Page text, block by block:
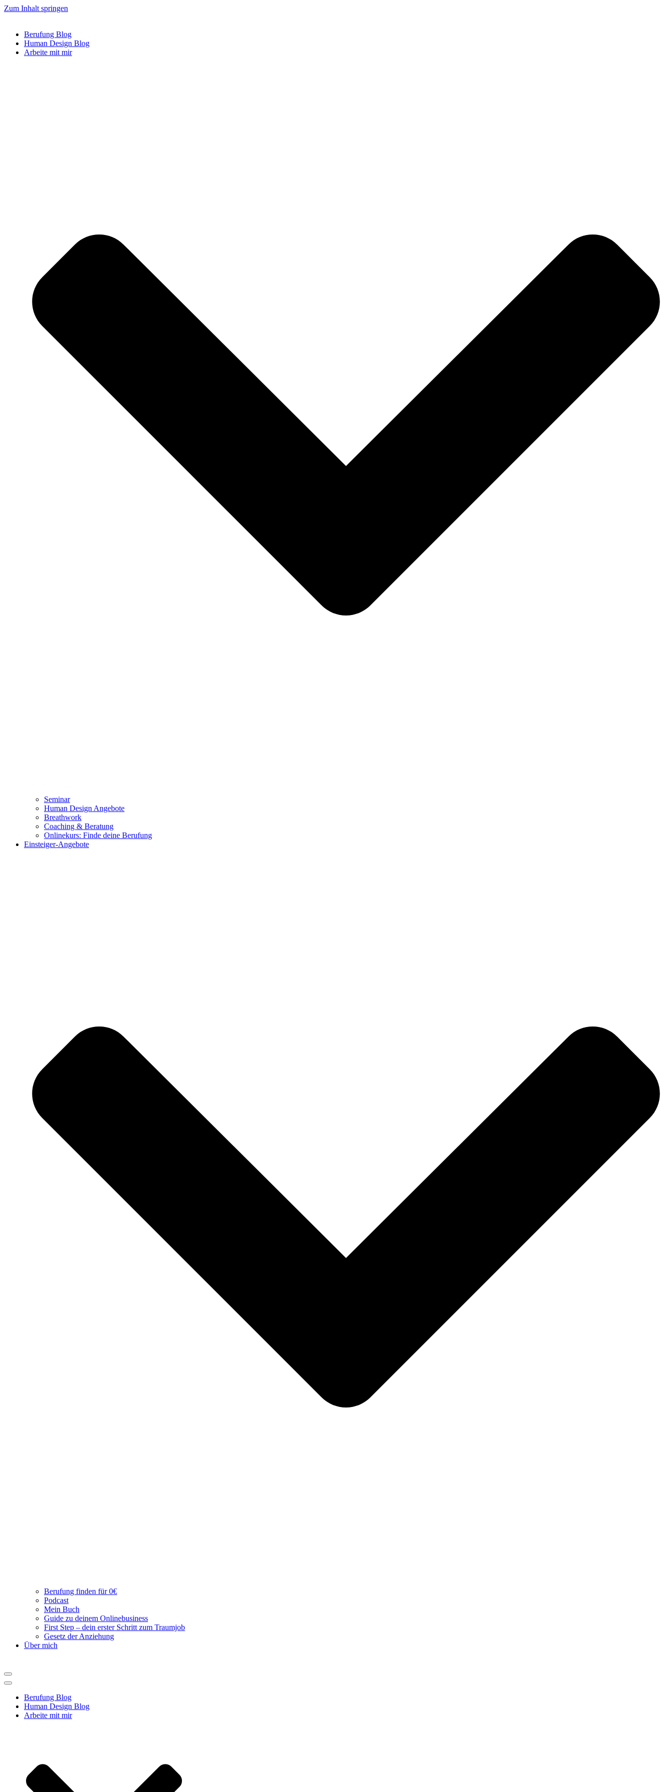
Zum Inhalt springen
Berufung Blog
Human Design Blog
Arbeite mit mir
Seminar
Human Design Angebote
Breathwork
Coaching & Beratung
Onlinekurs: Finde deine Berufung
Einsteiger-Angebote
Berufung finden für 0€
Podcast
Mein Buch
Guide zu deinem Onlinebusiness
First Step – dein erster Schritt zum Traumjob
Gesetz der Anziehung
Über mich
Navigations-
Menü
Navigations-
Berufung Blog
Human Design Blog
Arbeite mit mir